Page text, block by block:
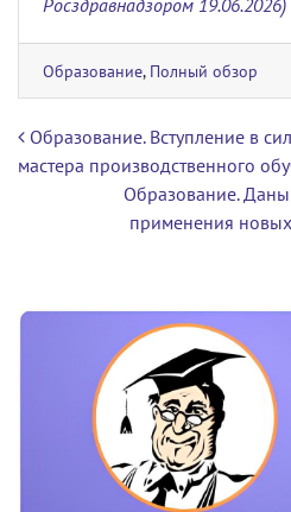
Росздравнадзором
Образование, Полный обзор
Навигация по
Образование. Вступление в
мастера производственного
Образование.
применения